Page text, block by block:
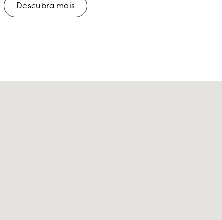
Descubra mais